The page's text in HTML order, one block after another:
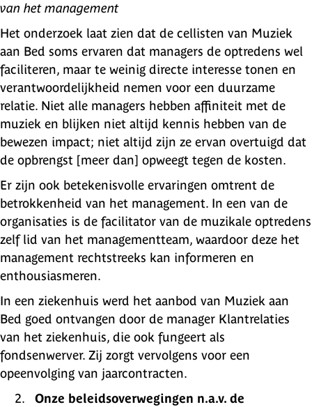
van het management
Het onderzoek laat zien dat de cellisten van Muziek
aan Bed soms ervaren dat managers de optredens wel
faciliteren, maar te weinig directe interesse tonen en
verantwoordelijkheid nemen voor een duurzame
relatie. Niet alle managers hebben affiniteit met de
muziek en blijken niet altijd kennis hebben van de
bewezen impact; niet altijd zijn ze ervan overtuigd dat
de opbrengst [meer dan] opweegt tegen de kosten.
Er zijn ook betekenisvolle ervaringen omtrent de
betrokkenheid van het management. In een van de
organisaties is de facilitator van de muzikale optredens
zelf lid van het managementteam, waardoor deze het
management rechtstreeks kan informeren en
enthousiasmeren.
In een ziekenhuis werd het aanbod van Muziek aan
Bed goed ontvangen door de manager Klantrelaties
van het ziekenhuis, die ook fungeert als
fondsenwerver. Zij zorgt vervolgens voor een
opeenvolging van jaarcontracten.
Onze beleidsoverwegingen n.a.v. de